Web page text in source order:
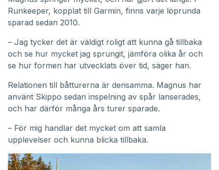
Runkeeper, kopplat till Garmin, finns varje löprunda
sparad sedan 2010.
– Jag tycker det är väldigt roligt att kunna gå tillbaka
och se hur mycket jag sprungit, jämföra olika år och
se hur formen har utvecklats över tid, säger han.
Relationen till båtturerna är densamma. Magnus har
använt Skippo sedan inspelning av spår lanserades,
och har därför många års turer sparade.
– För mig handlar det mycket om att samla
upplevelser och kunna blicka tillbaka.